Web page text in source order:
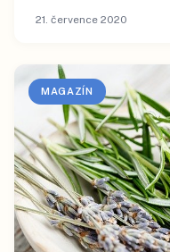
21. července 2020
MAGAZÍN